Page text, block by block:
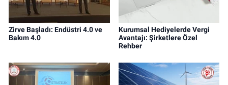
Zirve Başladı: Endüstri 4.0 ve
Bakım 4.0
Kurumsal Hediyelerde Vergi
Avantajı: Şirketlere Özel
Rehber